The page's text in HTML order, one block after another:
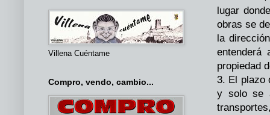
lugar
obras se
la
entenderá
propiedad
3. El plazo
y solo se
Villena Cuéntame
Compro, vendo, cambio...